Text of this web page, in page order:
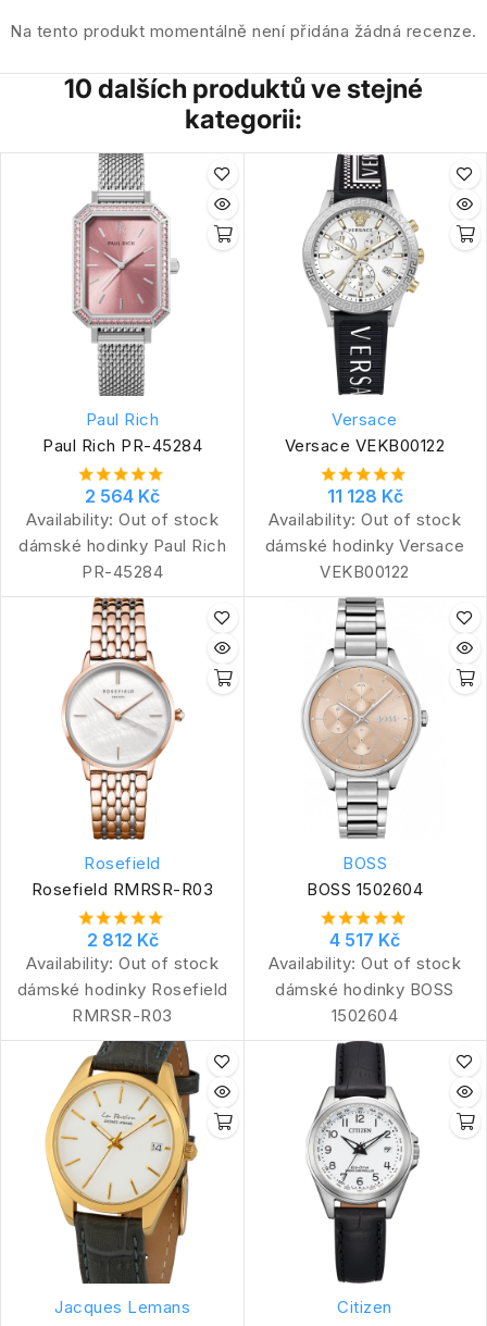
Na tento produkt momentálně není přidána žádná recenze.
10 dalších produktů ve stejné
kategorii:
Paul Rich
Paul Rich PR-45284
2 564 Kč
Availability: Out of stock
dámské hodinky Paul Rich
PR-45284
Versace
Versace VEKB00122
11 128 Kč
Availability: Out of stock
dámské hodinky Versace
VEKB00122
Rosefield
Rosefield RMRSR-R03
2 812 Kč
Availability: Out of stock
dámské hodinky Rosefield
RMRSR-R03
BOSS
BOSS 1502604
4 517 Kč
Availability: Out of stock
dámské hodinky BOSS
1502604
Jacques Lemans
Citizen